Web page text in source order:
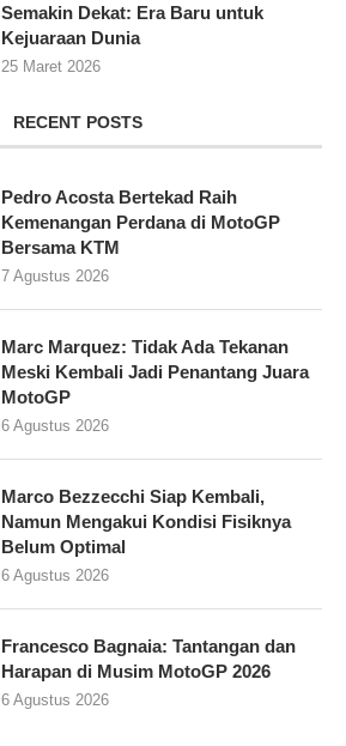
Semakin Dekat: Era Baru untuk
Kejuaraan Dunia
25 Maret 2026
RECENT POSTS
Pedro Acosta Bertekad Raih
Kemenangan Perdana di MotoGP
Bersama KTM
7 Agustus 2026
Marc Marquez: Tidak Ada Tekanan
Meski Kembali Jadi Penantang Juara
MotoGP
6 Agustus 2026
Marco Bezzecchi Siap Kembali,
Namun Mengakui Kondisi Fisiknya
Belum Optimal
6 Agustus 2026
Francesco Bagnaia: Tantangan dan
Harapan di Musim MotoGP 2026
6 Agustus 2026